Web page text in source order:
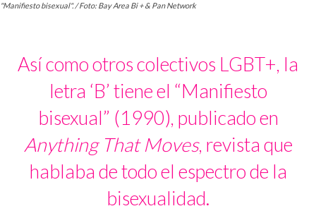
"Manifiesto bisexual". / Foto: Bay Area Bi + & Pan Network
Así como otros colectivos LGBT+, la
letra ‘B’ tiene el “Manifiesto
bisexual” (1990), publicado en
Anything That Moves, revista que
hablaba de todo el espectro de la
bisexualidad.